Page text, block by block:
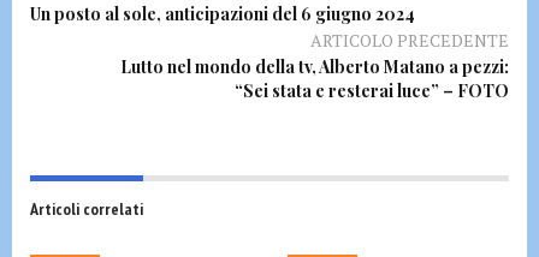
Un posto al sole, anticipazioni del 6 giugno 2024
ARTICOLO PRECEDENTE
Lutto nel mondo della tv, Alberto Matano a pezzi:
“Sei stata e resterai luce” – FOTO
Articoli correlati